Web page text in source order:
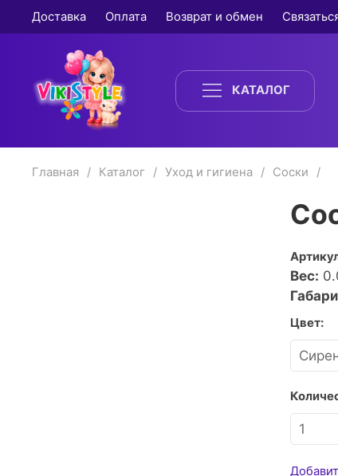
Доставка Оплата Возврат и обмен
КАТАЛОГ
Главная Каталог Уход и гигиена Соски
Вес:
Цвет: